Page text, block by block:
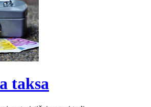
taksa